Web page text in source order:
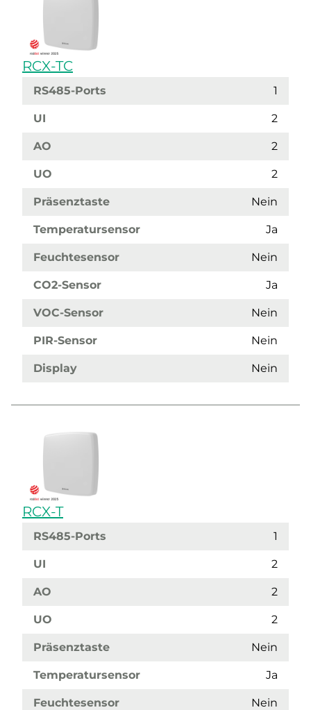
RCX-TC
RS485-Ports 1
UI 2
AO 2
UO 2
Präsenztaste Nein
Temperatursensor Ja
Feuchtesensor Nein
CO2-Sensor Ja
VOC-Sensor Nein
PIR-Sensor Nein
Display Nein
RCX-T
RS485-Ports 1
UI 2
AO 2
UO 2
Präsenztaste Nein
Temperatursensor Ja
Feuchtesensor Nein